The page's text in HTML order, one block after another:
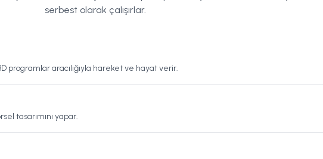
serbest olarak çalışırlar.
aracılığıyla hareket ve hayat verir.
tasarımını yapar.